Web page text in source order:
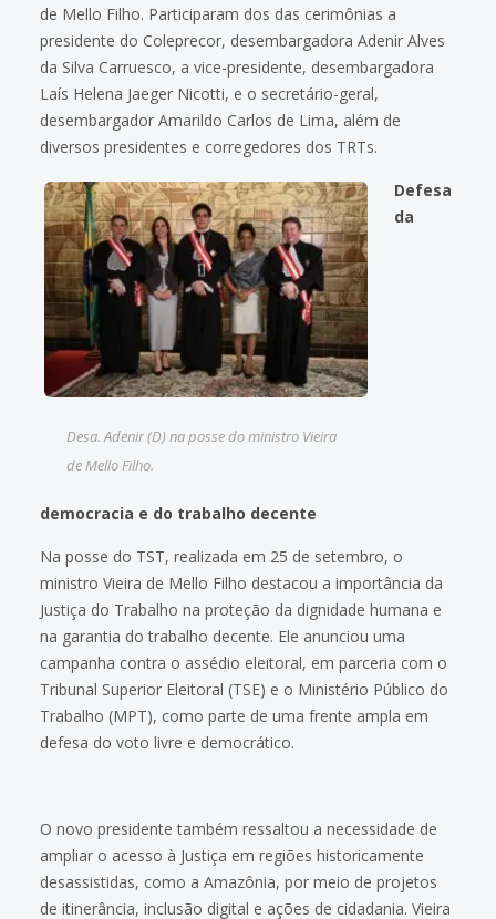
de Mello Filho. Participaram dos das cerimônias a
presidente do Coleprecor, desembargadora Adenir Alves
da Silva Carruesco, a vice-presidente, desembargadora
Laís Helena Jaeger Nicotti, e o secretário-geral,
desembargador Amarildo Carlos de Lima, além de
diversos presidentes e corregedores dos TRTs.
Desa. Adenir (D) na posse do ministro Vieira
de Mello Filho.
Defesa
da
democracia e do trabalho decente
Na posse do TST, realizada em 25 de setembro, o
ministro Vieira de Mello Filho destacou a importância da
Justiça do Trabalho na proteção da dignidade humana e
na garantia do trabalho decente. Ele anunciou uma
campanha contra o assédio eleitoral, em parceria com o
Tribunal Superior Eleitoral (TSE) e o Ministério Público do
Trabalho (MPT), como parte de uma frente ampla em
defesa do voto livre e democrático.
O novo presidente também ressaltou a necessidade de
ampliar o acesso à Justiça em regiões historicamente
desassistidas, como a Amazônia, por meio de projetos
de itinerância, inclusão digital e ações de cidadania. Vieira